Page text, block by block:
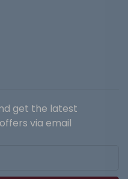
get the latest
via email